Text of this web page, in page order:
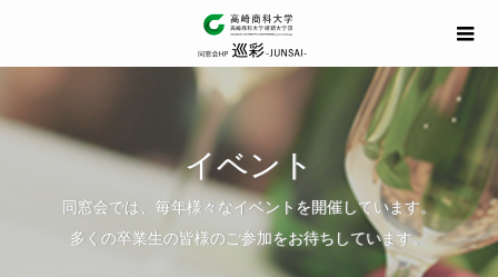
イベント
同窓会では、毎年様々なイベントを開催しています。
多くの卒業生の皆様のご参加をお待ちしています。